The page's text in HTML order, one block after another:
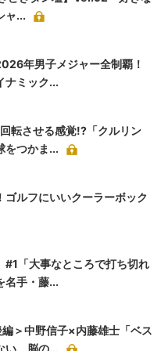
ャ...
年男子メジャー全制覇！
ナミック...
転させる感覚!?「クルリン
をつかま...
ルフにいいクーラーボック
#1「大事なところで打ち切れ
名手・藤...
編＞中野信子×内藤雄士「ベス
、脳の...